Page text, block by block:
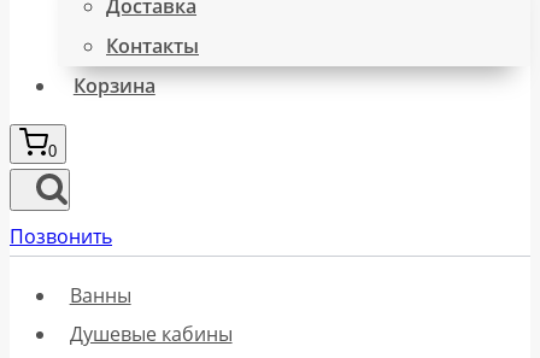
Доставка
Контакты
Корзина
0
Позвонить
Ванны
Душевые кабины